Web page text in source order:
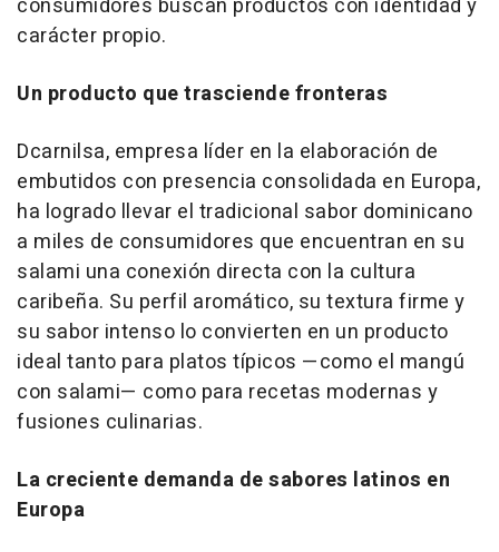
consumidores buscan productos con identidad y
carácter propio.
Un producto que trasciende fronteras
Dcarnilsa, empresa líder en la elaboración de
embutidos con presencia consolidada en Europa,
ha logrado llevar el tradicional sabor dominicano
a miles de consumidores que encuentran en su
salami una conexión directa con la cultura
caribeña. Su perfil aromático, su textura firme y
su sabor intenso lo convierten en un producto
ideal tanto para platos típicos —como el mangú
con salami— como para recetas modernas y
fusiones culinarias.
La creciente demanda de sabores latinos en
Europa